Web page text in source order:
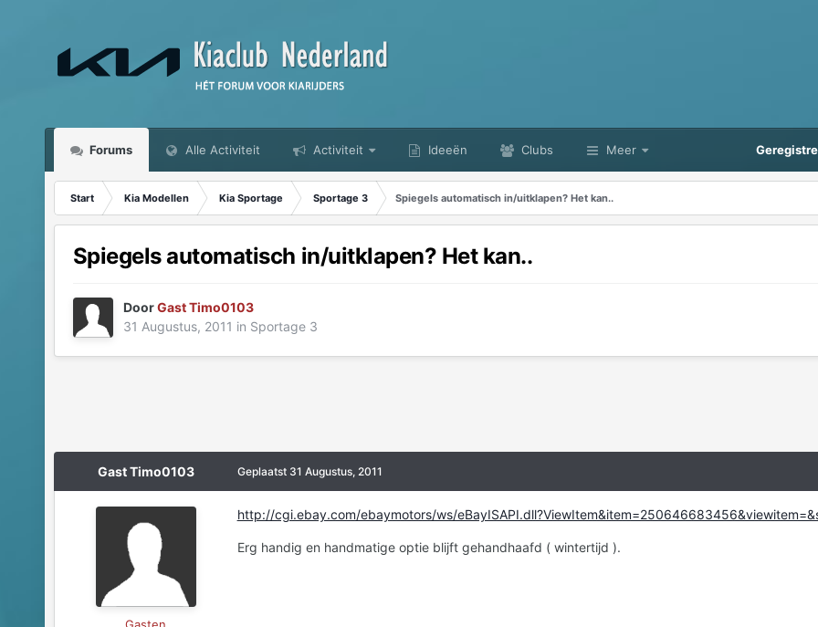
Forums Alle Activiteit Activiteit Ideeën Clubs Meer
Start Kia Modellen Kia Sportage Sportage 3 Spiegels automatisch in/uitklapen? Het kan..
Spiegels automatisch in/uitklapen? Het kan..
DoorGast Timo0103
31 Augustus, 2011 in Sportage 3
Gast Timo0103 Geplaatst 31 Augustus, 2011
http://cgi.ebay.com/ebaymotors/ws/
Erg handig en handmatige optie blijft gehandhaafd ( wintertijd ).